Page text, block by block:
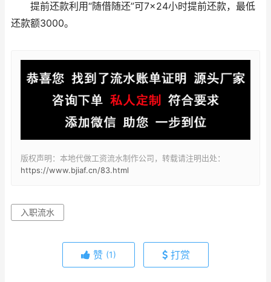
提前还款利用“随借随还”可7×24小时提前还款，最低
还款额3000。
版权声明：本地代做工资流水制作公司，转载请注明出处：
https://www.bjiaf.cn/83.html
入职流水
赞 (1) 打赏